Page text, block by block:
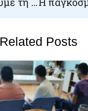
Related Posts